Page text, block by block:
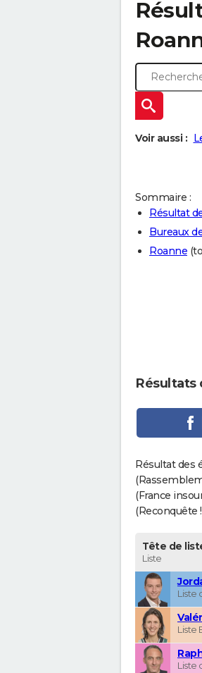
Voir aussi :
Sommaire :
Résultat
Bureaux
Roanne
Résultats
Résultat des
(France
(Reconquête
Tête de
Liste
Liste
Liste
Liste